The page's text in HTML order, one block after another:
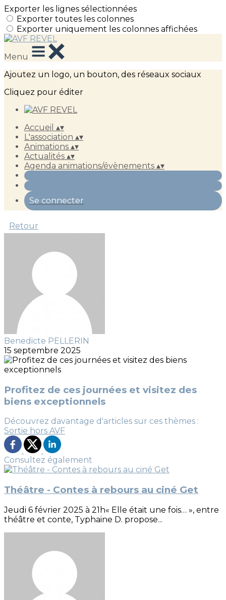
Exporter les lignes sélectionnées
Exporter toutes les colonnes
Exporter uniquement les colonnes affichées
Menu
Ajoutez un logo, un bouton, des réseaux sociaux
Cliquez pour éditer
Accueil ▴▾
L'association ▴▾
Animations ▴▾
Actualités ▴▾
Agenda animations/évènements ▴▾
Se connecter
Retour
Benedicte PELLERIN
15 septembre 2025
Profitez de ces journées et visitez des
biens exceptionnels
Découvrez davantage d'articles sur ces thèmes :
Sortie hors AVF
Consultez également
Théâtre - Contes à rebours au ciné Get
Jeudi 6 février 2025 à 21h« Elle était une fois… », entre
théâtre et conte, Typhaine D. propose...